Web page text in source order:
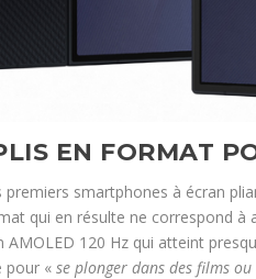
EN FORMAT
premiers smartphones à écran
qui en résulte ne correspond à
120 Hz qui atteint
pour «se plonger dans des films ou